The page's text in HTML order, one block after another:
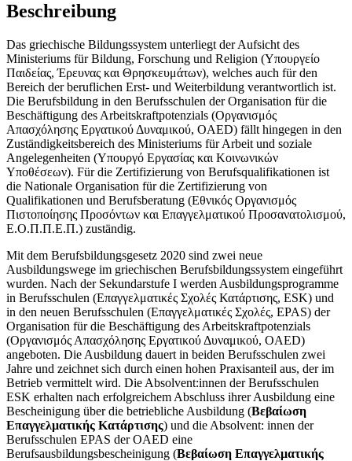
Beschreibung
Das griechische Bildungssystem unterliegt der Aufsicht des
Ministeriums für Bildung, Forschung und Religion (Υπουργείο
Παιδείας, Έρευνας και Θρησκευμάτων), welches auch für den
Bereich der beruflichen Erst- und Weiterbildung verantwortlich ist.
Die Berufsbildung in den Berufsschulen der Organisation für die
Beschäftigung des Arbeitskraftpotenzials (Οργανισμός
Απασχόλησης Εργατικού Δυναμικού, OAED) fällt hingegen in den
Zuständigkeitsbereich des Ministeriums für Arbeit und soziale
Angelegenheiten (Υπουργό Εργασίας και Κοινωνικών
Υποθέσεων). Für die Zertifizierung von Berufsqualifikationen ist
die Nationale Organisation für die Zertifizierung von
Qualifikationen und Berufsberatung (Εθνικός Οργανισμός
Πιστοποίησης Προσόντων και Επαγγελματικού Προσανατολισμού,
Ε.Ο.Π.Π.Ε.Π.) zuständig.
Mit dem Berufsbildungsgesetz 2020 sind zwei neue
Ausbildungswege im griechischen Berufsbildungssystem eingeführt
wurden. Nach der Sekundarstufe I werden Ausbildungsprogramme
in Berufsschulen (Επαγγελματικές Σχολές Κατάρτισης, ESK) und
in den neuen Berufsschulen (Επαγγελματικές Σχολές, ΕPAS) der
Organisation für die Beschäftigung des Arbeitskraftpotenzials
(Οργανισμός Απασχόλησης Εργατικού Δυναμικού, OAED)
angeboten. Die Ausbildung dauert in beiden Berufsschulen zwei
Jahre und zeichnet sich durch einen hohen Praxisanteil aus, der im
Betrieb vermittelt wird. Die Absolvent:innen der Berufsschulen
ESK erhalten nach erfolgreichem Abschluss ihrer Ausbildung eine
Bescheinigung über die betriebliche Ausbildung (Βεβαίωση
Επαγγελματικής Κατάρτισης) und die Absolvent: innen der
Berufsschulen EPAS der OAED eine
Berufsausbildungsbescheinigung (Βεβαίωση Επαγγελματικής